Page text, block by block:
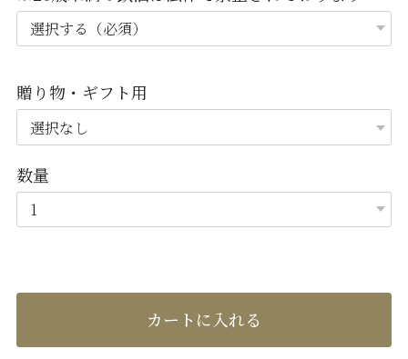
贈り物・ギフト用
数量
カートに入れる